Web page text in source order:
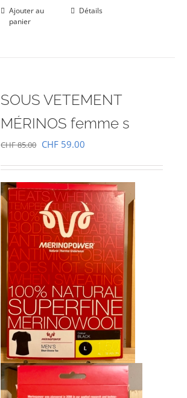
Ajouter au
panier
Détails
SOUS VETEMENT
MÉRINOS femme s
CHF85.00 Le
initial
était :
CHF 85.00.
CHF 59.00
actuel
est :
CHF 59.00.